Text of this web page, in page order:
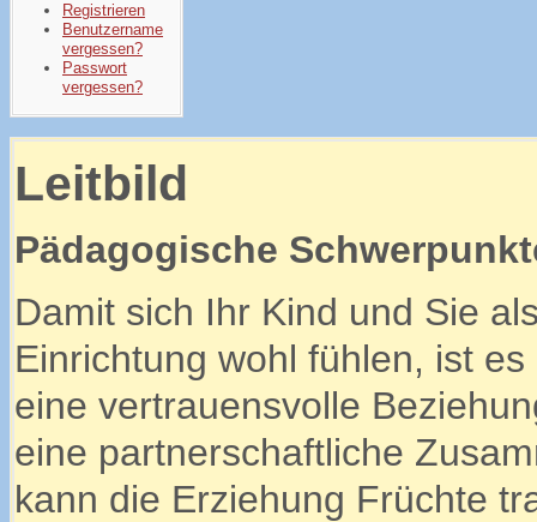
Registrieren
Benutzername
vergessen?
Passwort
vergessen?
Leitbild
Pädagogische
Damit sich Ihr Kind und Sie
Einrichtung wohl fühlen, ist
eine vertrauensvolle
eine partnerschaftliche
kann die Erziehung Früchte